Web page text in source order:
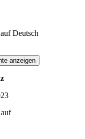
Deutsch
anzeigen